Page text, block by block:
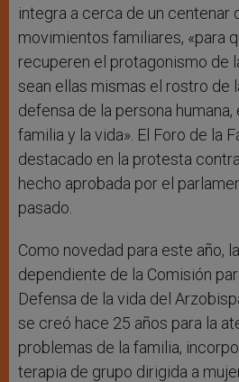
integra a cerca de un centenar
movimientos familiares, «para
recuperen el protagonismo de
sean ellas mismas el rostro de
defensa de la persona humana,
familia y la vida». El Foro de la
destacado en la protesta
hecho aprobada por el
pasado.
Como novedad para este año,
dependiente de la Comisión
Defensa de la vida del
se creó hace 25 años para la
problemas de la familia,
terapia de grupo dirigida a